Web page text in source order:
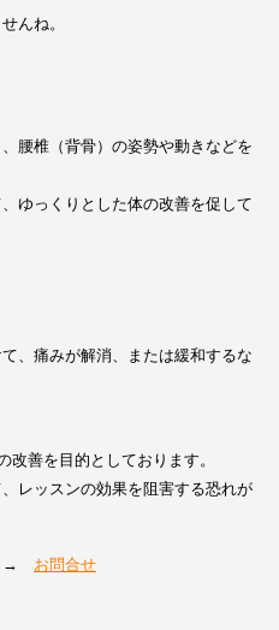
んね。
腰椎（背骨）の姿勢や動きなどを
ゆっくりとした体の改善を促して
、痛みが解消、または緩和するな
善を目的としております。
レッスンの効果を阻害する恐れが
→ お問合せ